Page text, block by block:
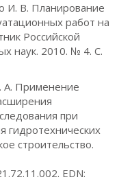
И. В. Планирование
работ на
Российской
наук. 2010. № 4. С.
А. Применение
при
гидротехнических
строительство.
EDN: